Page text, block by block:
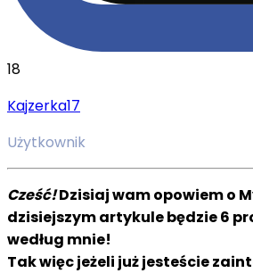
18
Kajzerka17
Użytkownik
Cześć!Dzisiaj wam opowiem o
dzisiejszym artykule będzie 6
według mnie!
Tak więc jeżeli już jesteście